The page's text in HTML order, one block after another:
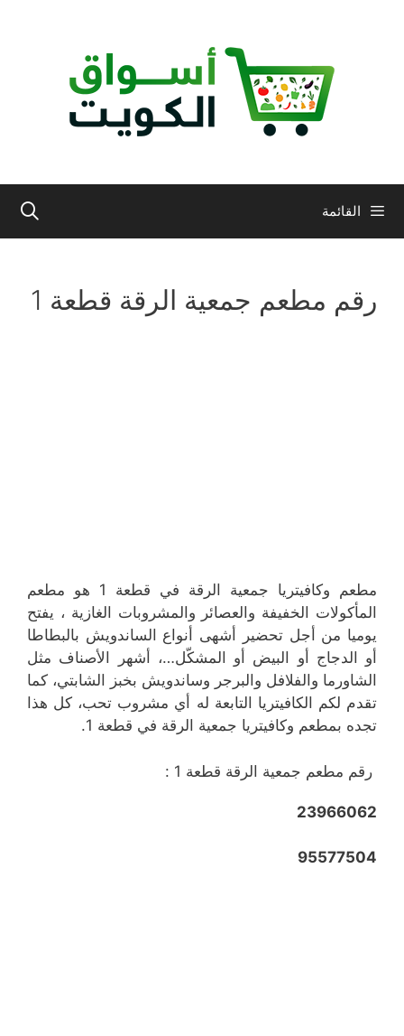
القائمة
رقم مطعم جمعية الرقة قطعة 1
مطعم وكافيتريا جمعية الرقة في قطعة 1 هو مطعم
المأكولات الخفيفة والعصائر والمشروبات الغازية ، يفتح
يوميا من أجل تحضير أشهى أنواع الساندويش بالبطاطا
أو الدجاج أو البيض أو المشكّل…، أشهر الأصناف مثل
الشاورما والفلافل والبرجر وساندويش بخبز الشابتي، كما
تقدم لكم الكافيتريا التابعة له أي مشروب تحب، كل هذا
تجده بمطعم وكافيتريا جمعية الرقة في قطعة 1.
رقم مطعم جمعية الرقة قطعة 1 :
23966062
95577504